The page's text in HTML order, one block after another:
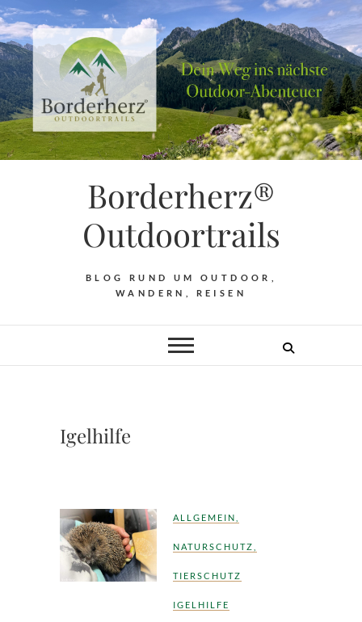
Borderherz®
Outdoortrails
BLOG RUND UM OUTDOOR,
WANDERN, REISEN
Igelhilfe
ALLGEMEIN
NATURSCHUTZ
TIERSCHUTZ
IGELHILFE